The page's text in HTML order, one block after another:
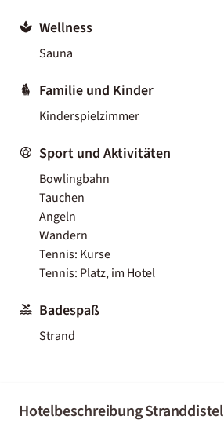
Wellness
Sauna
Familie und Kinder
Kinderspielzimmer
Sport und Aktivitäten
Bowlingbahn
Tauchen
Angeln
Wandern
Tennis: Kurse
Tennis: Platz, im Hotel
Badespaß
Strand
Hotelbeschreibung Stranddistel